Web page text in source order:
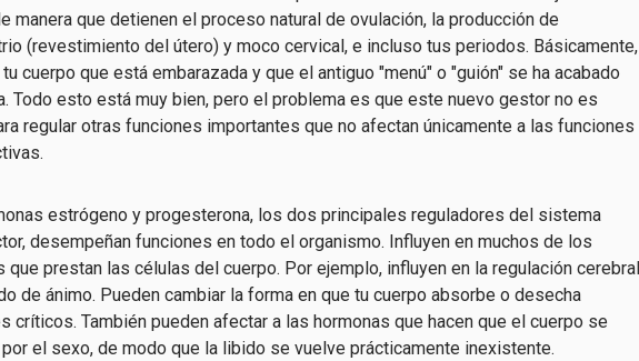
manera que detienen el proceso natural de ovulación, la producción de
(revestimiento del útero) y moco cervical, e incluso tus periodos. Básicamente,
tu cuerpo que está embarazada y que el antiguo "menú" o "guión" se ha acabado
Todo esto está muy bien, pero el problema es que este nuevo gestor no es
regular otras funciones importantes que no afectan únicamente a las funciones
estrógeno y progesterona, los dos principales reguladores del sistema
desempeñan funciones en todo el organismo. Influyen en muchos de los
que prestan las células del cuerpo. Por ejemplo, influyen en la regulación cerebral
de ánimo. Pueden cambiar la forma en que tu cuerpo absorbe o desecha
críticos. También pueden afectar a las hormonas que hacen que el cuerpo se
el sexo, de modo que la libido se vuelve prácticamente inexistente.